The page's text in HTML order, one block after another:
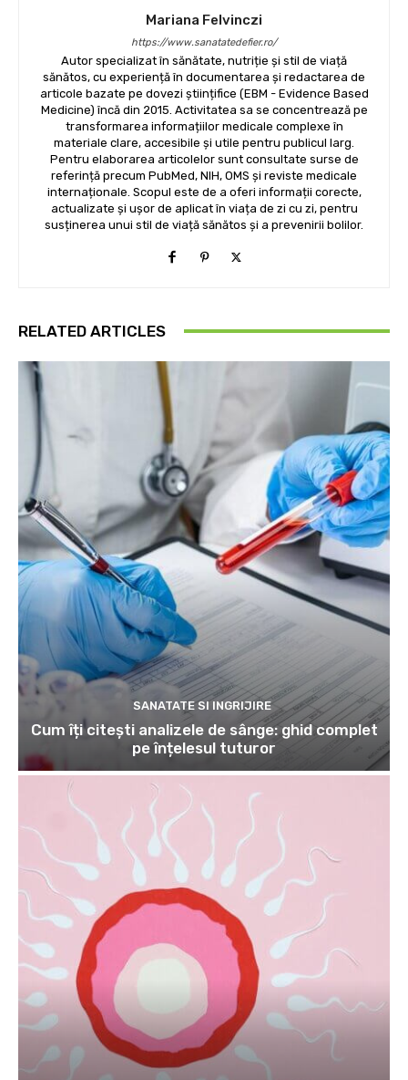
Mariana Felvinczi
https://www.sanatatedefier.ro/
Autor specializat în sănătate, nutriție și stil de viață
sănătos, cu experiență în documentarea și redactarea de
articole bazate pe dovezi științifice (EBM - Evidence Based
Medicine) încă din 2015. Activitatea sa se concentrează pe
transformarea informațiilor medicale complexe în
materiale clare, accesibile și utile pentru publicul larg.
Pentru elaborarea articolelor sunt consultate surse de
referință precum PubMed, NIH, OMS și reviste medicale
internaționale. Scopul este de a oferi informații corecte,
actualizate și ușor de aplicat în viața de zi cu zi, pentru
susținerea unui stil de viață sănătos și a prevenirii bolilor.
RELATED ARTICLES
SANATATE SI INGRIJIRE
Cum îți citești analizele de sânge: ghid complet
pe înțelesul tuturor